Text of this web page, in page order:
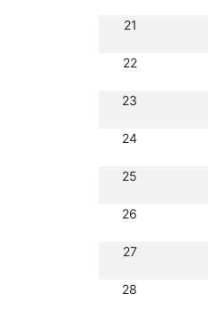
21
22
23
24
25
26
27
28